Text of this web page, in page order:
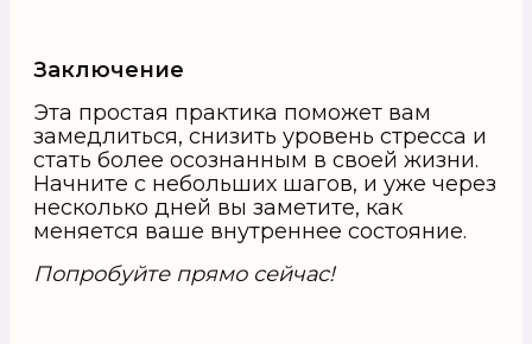
Заключение
Эта простая практика поможет вам
замедлиться, снизить уровень стресса и
стать более осознанным в своей жизни.
Начните с небольших шагов, и уже через
несколько дней вы заметите, как
меняется ваше внутреннее состояние.
Попробуйте прямо сейчас!